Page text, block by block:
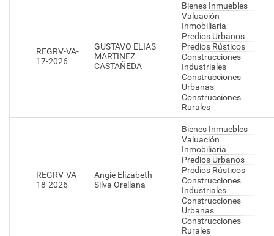
REGRV-VA-
17-2026
GUSTAVO ELIAS
MARTINEZ
CASTAÑEDA
Bienes Inmuebles
Valuación
Inmobiliaria
Predios Urbanos
Predios Rústicos
Construcciones
Industriales
Construcciones
Urbanas
Construcciones
Rurales
REGRV-VA-
18-2026
Angie Elizabeth
Silva Orellana
Bienes Inmuebles
Valuación
Inmobiliaria
Predios Urbanos
Predios Rústicos
Construcciones
Industriales
Construcciones
Urbanas
Construcciones
Rurales